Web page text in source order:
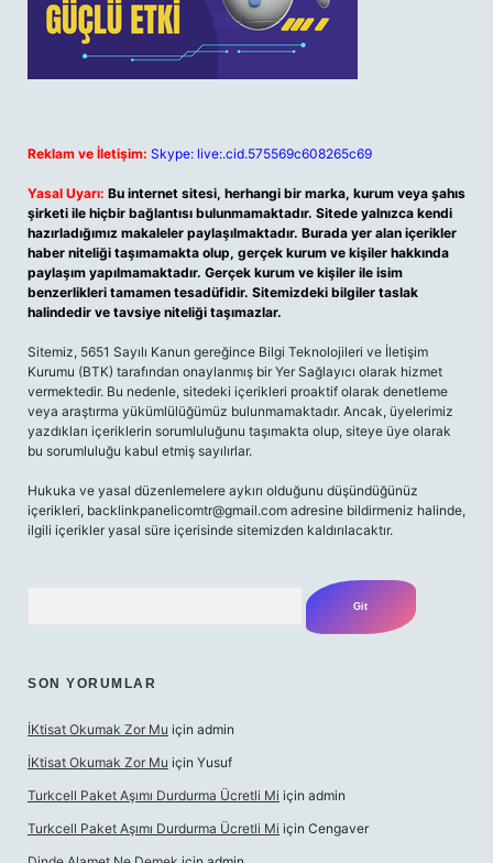
Reklam ve İletişim: Skype: live:.cid.575569c608265c69
Yasal Uyarı: Bu internet sitesi, herhangi bir marka, kurum veya şahıs
şirketi ile hiçbir bağlantısı bulunmamaktadır. Sitede yalnızca kendi
hazırladığımız makaleler paylaşılmaktadır. Burada yer alan içerikler
haber niteliği taşımamakta olup, gerçek kurum ve kişiler hakkında
paylaşım yapılmamaktadır. Gerçek kurum ve kişiler ile isim
benzerlikleri tamamen tesadüfidir. Sitemizdeki bilgiler taslak
halindedir ve tavsiye niteliği taşımazlar.
Sitemiz, 5651 Sayılı Kanun gereğince Bilgi Teknolojileri ve İletişim
Kurumu (BTK) tarafından onaylanmış bir Yer Sağlayıcı olarak hizmet
vermektedir. Bu nedenle, sitedeki içerikleri proaktif olarak denetleme
veya araştırma yükümlülüğümüz bulunmamaktadır. Ancak, üyelerimiz
yazdıkları içeriklerin sorumluluğunu taşımakta olup, siteye üye olarak
bu sorumluluğu kabul etmiş sayılırlar.
Hukuka ve yasal düzenlemelere aykırı olduğunu düşündüğünüz
içerikleri, backlinkpanelicomtr@gmail.com adresine bildirmeniz halinde,
ilgili içerikler yasal süre içerisinde sitemizden kaldırılacaktır.
SON YORUMLAR
İKtisat Okumak Zor Mu için admin
İKtisat Okumak Zor Mu için Yusuf
Turkcell Paket Aşımı Durdurma Ücretli Mi için admin
Turkcell Paket Aşımı Durdurma Ücretli Mi için Cengaver